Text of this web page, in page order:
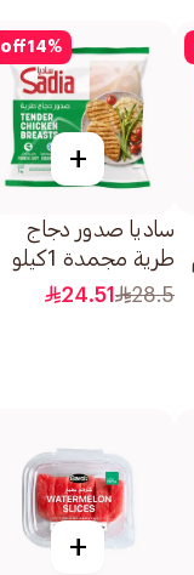
14%
off
+
ساديا صدور دجاج
طرية مجمدة 1كيلو
28.5
24.51
+